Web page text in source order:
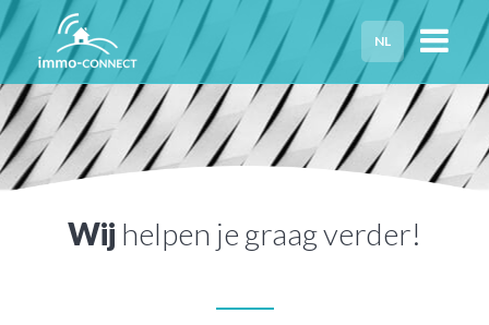
NL
HOME
PRIVACY
Wij helpen je graag verder!